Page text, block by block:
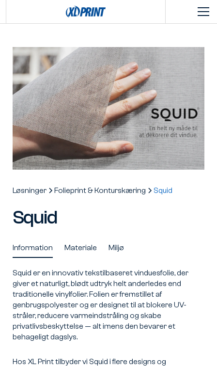
Løsninger Folieprint & Konturskæring Squid
Squid
Information Materiale Miljø
Squid er en innovativ tekstilbaseret vinduesfolie, der
giver et naturligt, blødt udtryk helt anderledes end
traditionelle vinylfolier. Folien er fremstillet af
genbrugspolyester og er designet til at blokere UV-
stråler, reducere varmeindstråling og skabe
privatlivsbeskyttelse — alt imens den bevarer et
behageligt dagslys.
Hos XL Print tilbyder vi Squid i flere designs og